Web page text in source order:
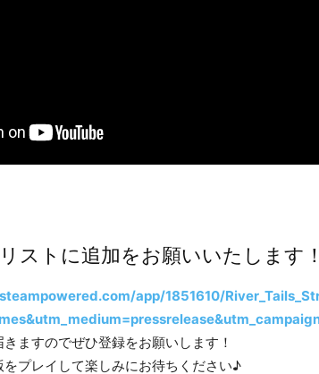
ストに追加をお願いいたします
app/1851610/
ますのでぜひ登録をお願いします！
プレイして楽しみにお待ちください♪